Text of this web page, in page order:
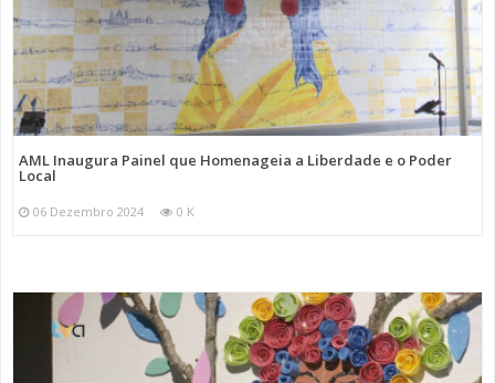
AML Inaugura Painel que Homenageia a Liberdade e o Poder
Local
06 Dezembro 2024 0 K